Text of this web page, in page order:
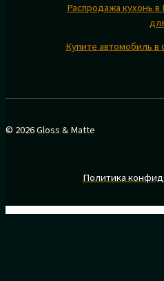
Распродажа кухонь
Купите автомобиль в
© 2026 Gloss & Matte
Политика